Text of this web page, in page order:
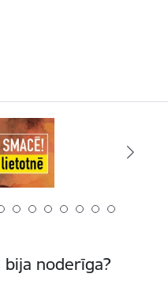
noderīga?